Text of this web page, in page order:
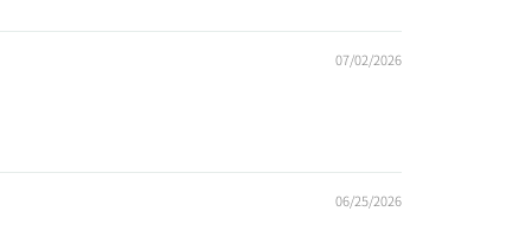
07/02/2026
06/25/2026